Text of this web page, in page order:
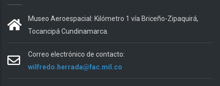
Museo Aeroespacial: Kilómetro 1 vía Briceño-Zipaquirá,
Tocancipá Cundinamarca.
Correo electrónico de contacto:
wilfredo.herrada@fac.mil.co